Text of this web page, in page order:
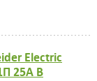
Electric
25A B